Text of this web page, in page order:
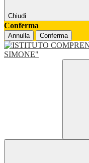
Chiudi
Conferma
Annulla Conferma